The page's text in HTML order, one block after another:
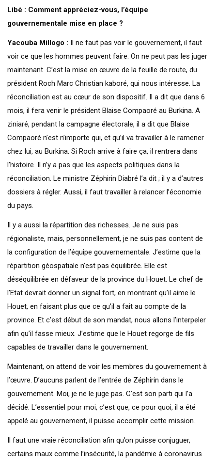
Libé : Comment appréciez-vous, l’équipe
gouvernementale mise en place ?
Yacouba Millogo : Il ne faut pas voir le gouvernement, il faut
voir ce que les hommes peuvent faire. On ne peut pas les juger
maintenant. C’est la mise en œuvre de la feuille de route, du
président Roch Marc Christian kaboré, qui nous intéresse. La
réconciliation est au cœur de son dispositif. Il a dit que dans 6
mois, il fera venir le président Blaise Compaoré au Burkina. A
ziniaré, pendant la campagne électorale, il a dit que Blaise
Compaoré n’est n’importe qui, et qu’il va travailler à le ramener
chez lui, au Burkina. Si Roch arrive à faire ça, il rentrera dans
l’histoire. Il n’y a pas que les aspects politiques dans la
réconciliation. Le ministre Zéphirin Diabré l’a dit ; il y a d’autres
dossiers à régler. Aussi, il faut travailler à relancer l’économie
du pays.
Il y a aussi la répartition des richesses. Je ne suis pas
régionaliste, mais, personnellement, je ne suis pas content de
la configuration de l’équipe gouvernementale. J’estime que la
répartition géospatiale n’est pas équilibrée. Elle est
déséquilibrée en défaveur de la province du Houet. Le chef de
l’Etat devrait donner un signal fort, en montrant qu’il aime le
Houet, en faisant plus que ce qu’il a fait au compte de la
province. Et c’est début de son mandat, nous allons l’interpeler
afin qu’il fasse mieux. J’estime que le Houet regorge de fils
capables de travailler dans le gouvernement.
Maintenant, on attend de voir les membres du gouvernement à
l’œuvre. D’aucuns parlent de l’entrée de Zéphirin dans le
gouvernement. Moi, je ne le juge pas. C’est son parti qui l’a
décidé. L’essentiel pour moi, c’est que, ce pour quoi, il a été
appelé au gouvernement, il puisse accomplir cette mission.
Il faut une vraie réconciliation afin qu’on puisse conjuguer,
certains maux comme l’insécurité, la pandémie à coronavirus